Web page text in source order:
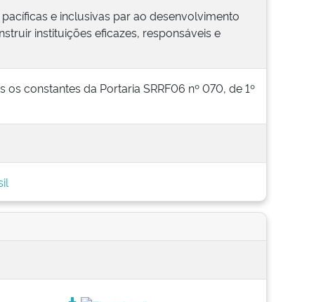
e inclusivas par ao desenvolvimento
instituições eficazes, responsáveis e
constantes da Portaria SRRF06 nº 070, de 1º